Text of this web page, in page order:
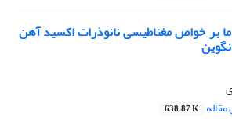
بر خواص مغناطیسی نانوذرات اکسید آهن
638.87 K